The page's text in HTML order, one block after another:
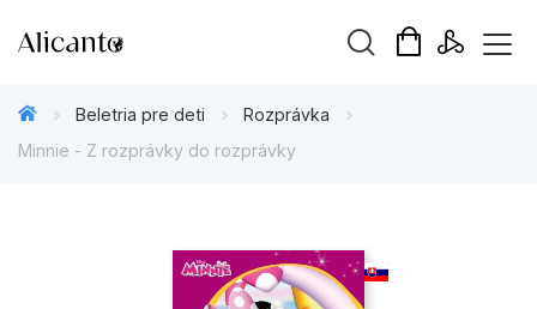
Beletria pre deti
Beletria pre deti
Rozprávka
Minnie - Z rozprávky do rozprávky